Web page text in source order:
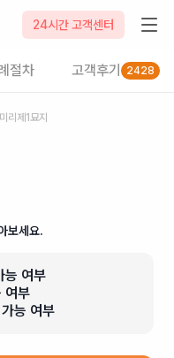
24시간 고객센터
절차 고객후기 2428
리제1묘지
보세요.
능 여부
여부
능 여부